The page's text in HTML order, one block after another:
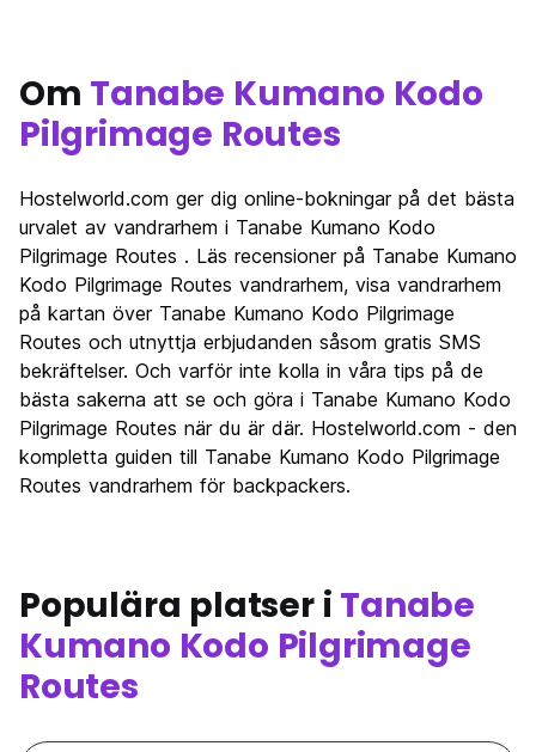
Om Tanabe Kumano Kodo
Pilgrimage Routes
Hostelworld.com ger dig online-bokningar på det bästa
urvalet av vandrarhem i Tanabe Kumano Kodo
Pilgrimage Routes . Läs recensioner på Tanabe Kumano
Kodo Pilgrimage Routes vandrarhem, visa vandrarhem
på kartan över Tanabe Kumano Kodo Pilgrimage
Routes och utnyttja erbjudanden såsom gratis SMS
bekräftelser. Och varför inte kolla in våra tips på de
bästa sakerna att se och göra i Tanabe Kumano Kodo
Pilgrimage Routes när du är där. Hostelworld.com - den
kompletta guiden till Tanabe Kumano Kodo Pilgrimage
Routes vandrarhem för backpackers.
Populära platser i Tanabe
Kumano Kodo Pilgrimage
Routes